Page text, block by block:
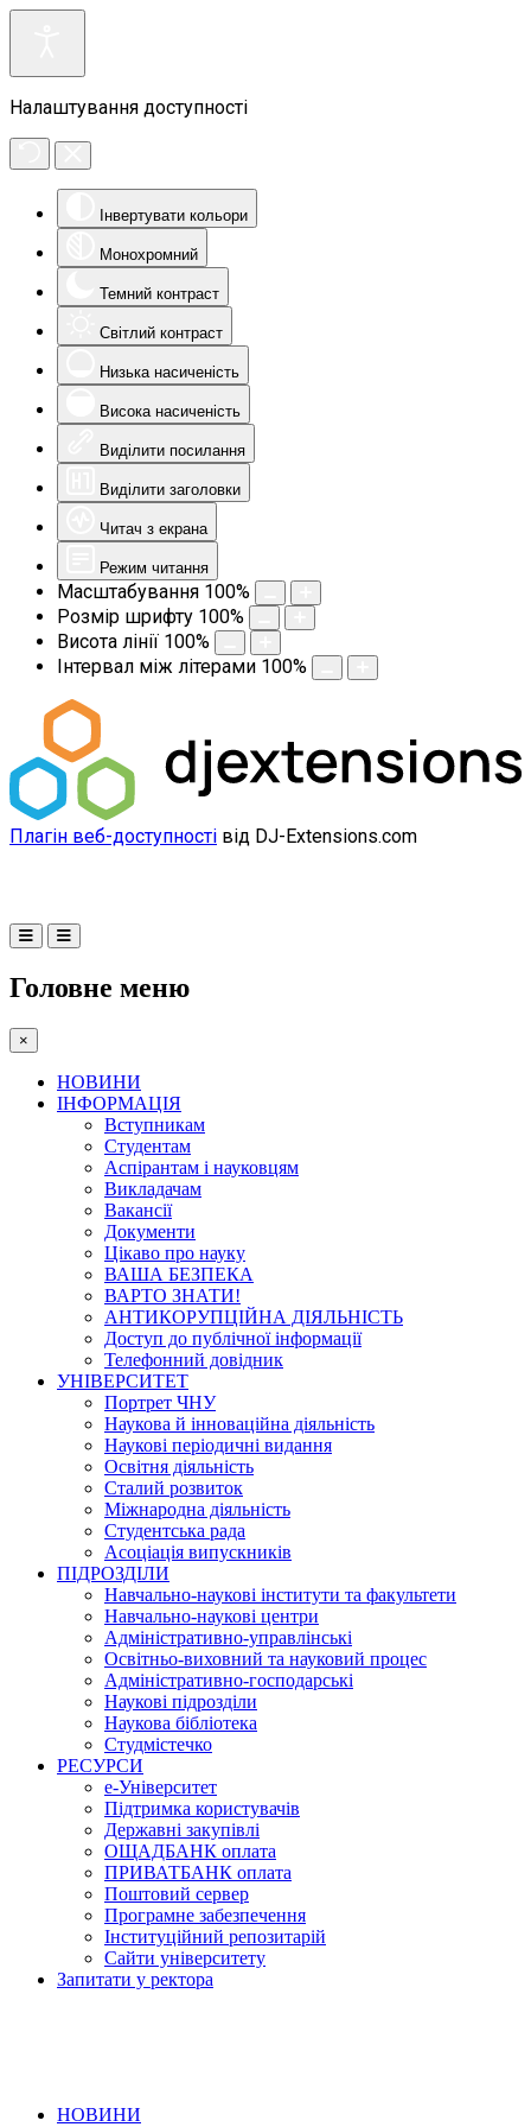
Налаштування доступності
Інвертувати кольори
Монохромний
Темний контраст
Світлий контраст
Низька насиченість
Висока насиченість
Виділити посилання
Виділити заголовки
Читач з екрана
Режим читання
Масштабування 100%
Розмір шрифту 100%
Висота лінії 100%
Інтервал між літерами 100%
Плагін веб-доступності від DJ-Extensions.com
Головне меню
×
НОВИНИ
ІНФОРМАЦІЯ
Вступникам
Студентам
Аспірантам і науковцям
Викладачам
Вакансії
Документи
Цікаво про науку
ВАША БЕЗПЕКА
ВАРТО ЗНАТИ!
АНТИКОРУПЦІЙНА ДІЯЛЬНІСТЬ
Доступ до публічної інформації
Телефонний довідник
УНІВЕРСИТЕТ
Портрет ЧНУ
Наукова й інноваційна діяльність
Наукові періодичні видання
Освітня діяльність
Сталий розвиток
Міжнародна діяльність
Студентська рада
Асоціація випускників
ПІДРОЗДІЛИ
Навчально-наукові інститути та факультети
Навчально-наукові центри
Адміністративно-управлінські
Освітньо-виховний та науковий процес
Адміністративно-господарські
Наукові підрозділи
Наукова бібліотека
Студмістечко
РЕСУРСИ
е-Університет
Підтримка користувачів
Державні закупівлі
ОЩАДБАНК оплата
ПРИВАТБАНК оплата
Поштовий сервер
Програмне забезпечення
Інституційний репозитарій
Сайти університету
Запитати у ректора
НОВИНИ